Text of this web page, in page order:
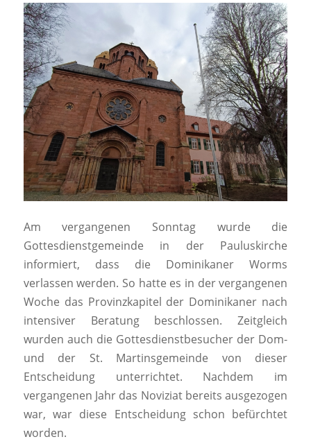
Am vergangenen Sonntag wurde die
Gottesdienstgemeinde in der Pauluskirche
informiert, dass die Dominikaner Worms
verlassen werden. So hatte es in der vergangenen
Woche das Provinzkapitel der Dominikaner nach
intensiver Beratung beschlossen. Zeitgleich
wurden auch die Gottesdienstbesucher der Dom-
und der St. Martinsgemeinde von dieser
Entscheidung unterrichtet. Nachdem im
vergangenen Jahr das Noviziat bereits ausgezogen
war, war diese Entscheidung schon befürchtet
worden.